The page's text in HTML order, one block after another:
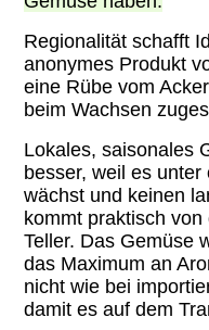
Regionalität schafft
anonymes Produkt
eine Rübe vom
beim Wachsen
Lokales, saisonales
besser, weil es
wächst und keinen
kommt praktisch
Teller. Das Gemüse
das Maximum an
nicht wie bei
damit es auf dem